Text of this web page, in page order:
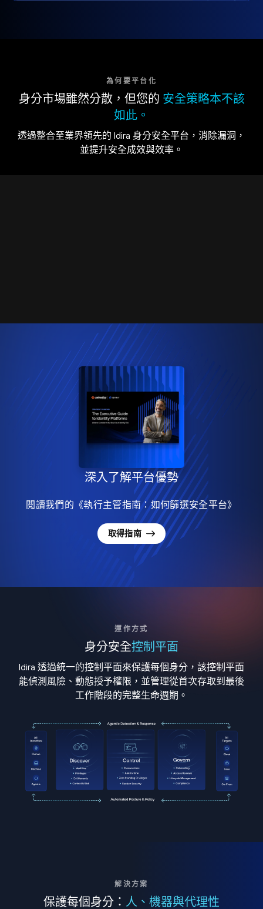
為何要平台化
身分市場雖然分散，但您的 安全策略本不該
如此。
透過整合至業界領先的 Idira 身分安全平台，消除漏洞，
並提升安全成效與效率。
深入了解平台優勢
閱讀我們的《執行主管指南：如何篩選安全平台》
取得指南
運作方式
身分安全控制平面
Idira 透過統一的控制平面來保護每個身分，該控制平面
能偵測風險、動態授予權限，並管理從首次存取到最後
工作階段的完整生命週期。
解決方案
保護每個身分： 人、機器與代理性